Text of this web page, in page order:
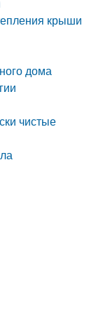
крыши
дома
чистые